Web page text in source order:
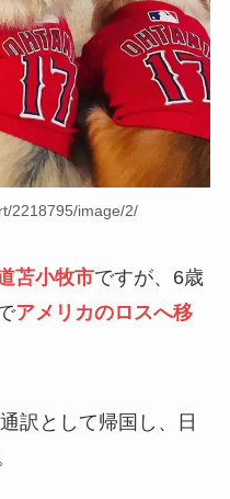
2218795/image/2/
苫小牧市ですが、6歳
アメリカのロスへ移
訳として帰国し、日